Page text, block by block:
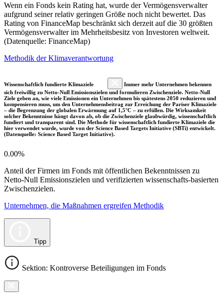
Wenn ein Fonds kein Rating hat, wurde der Vermögensverwalter
aufgrund seiner relativ geringen Größe noch nicht bewertet. Das
Rating von FinanceMap beschränkt sich derzeit auf die 30 größten
Vermögensverwalter im Mehrheitsbesitz von Investoren weltweit.
(Datenquelle: FinanceMap)
Methodik der Klimaverantwortung
Wissenschaftlich fundierte Klimaziele
Immer mehr Unternehmen bekennen
sich freiwillig zu Netto-Null Emissionszielen und formulieren Zwischenziele. Netto-Null
Ziele geben an, wie viele Emissionen ein Unternehmen bis spätestens 2050 reduzieren und
kompensieren muss, um den Unternehmensbeitrag zur Erreichung der Pariser Klimaziele
– die Begrenzung der globalen Erwärmung auf 1,5°C – zu erfüllen. Die Wirksamkeit
solcher Bekenntnisse hängt davon ab, ob die Zwischenziele glaubwürdig, wissenschaftlich
fundiert und transparent sind. Die Methode für wissenschaftlich fundierte Klimaziele die
hier verwendet wurde, wurde von der Science Based Targets Initiative (SBTi) entwickelt.
(Datenquelle: Science Based Target Initiative).
0.00%
Anteil der Firmen im Fonds mit öffentlichen Bekenntnissen zu
Netto-Null Emissionszielen und verifizierten wissenschafts-basierten
Zwischenzielen.
Unternehmen, die Maßnahmen ergreifen Methodik
Tipp
Sektion: Kontroverse Beteiligungen im Fonds